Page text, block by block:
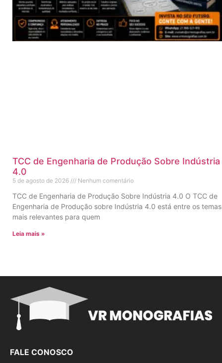
TCC de Engenharia de Produção Sobre Indústria
4.0
5 de agosto de 2026 Nenhum comentário
TCC de Engenharia de Produção Sobre Indústria 4.0 O TCC de
Engenharia de Produção sobre Indústria 4.0 está entre os temas
mais relevantes para quem
Leia mais »
FALE CONOSCO